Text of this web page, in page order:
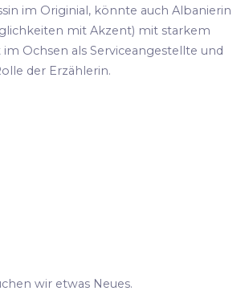
im Originial, könnte auch Albanierin
mit Akzent) mit starkem
Ochsen als Serviceangestellte und
der Erzählerin.
wir etwas Neues.